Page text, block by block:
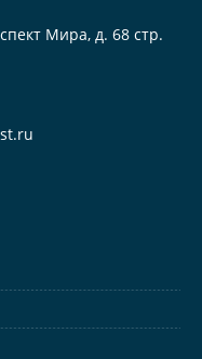
Мира, д. 68 стр.